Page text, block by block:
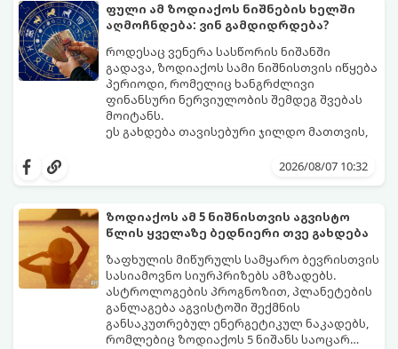
ფული ამ ზოდიაქოს ნიშნების ხელში
აღმოჩნდება: ვინ გამდიდრდება?
როდესაც ვენერა სასწორის ნიშანში
გადავა, ზოდიაქოს სამი ნიშნისთვის იწყება
პერიოდი, რომელიც ხანგრძლივი
ფინანსური ნერვიულობის შემდეგ შვებას
მოიტანს.
ეს გახდება თავისებური ჯილდო მათთვის,
იჩენდა და სირთულეების მიუხედავად წინ
სურვილების გადადებასა და ხარჯების
მკაცრ კონტროლს. თუმცა, ახლა სიტუაცია
თანდათან შეიცვლება.
პრობლემები, რომლებიც უსასრულო
გეგონათ, უკან დაიხევს, ამასთან ერთად კი
გაჩნდება მეტი ნდობა მომავლის მიმართ.
რთული პერიოდის შემდეგ ეს ნიშნები
შეძლებენ ამოისუნთქონ და დაინახონ
ახალი შესაძლებლობები.
2026/08/07 10:32
ზოდიაქოს ამ 5 ნიშნისთვის აგვისტო
წლის ყველაზე ბედნიერი თვე გახდება
ზაფხულის მიწურულს სამყარო ბევრისთვის
სასიამოვნო სიურპრიზებს ამზადებს.
ასტროლოგების პროგნოზით, პლანეტების
განლაგება აგვისტოში შექმნის
განსაკუთრებულ ენერგეტიკულ ნაკადებს,
რომლებიც ზოდიაქოს 5 ნიშანს საოცარ